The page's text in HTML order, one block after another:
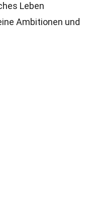
Leben
Ambitionen und